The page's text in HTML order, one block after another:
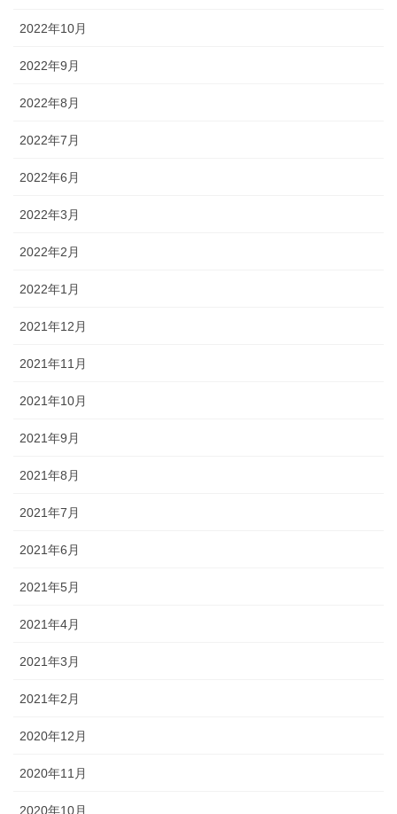
2022年10月
2022年9月
2022年8月
2022年7月
2022年6月
2022年3月
2022年2月
2022年1月
2021年12月
2021年11月
2021年10月
2021年9月
2021年8月
2021年7月
2021年6月
2021年5月
2021年4月
2021年3月
2021年2月
2020年12月
2020年11月
2020年10月